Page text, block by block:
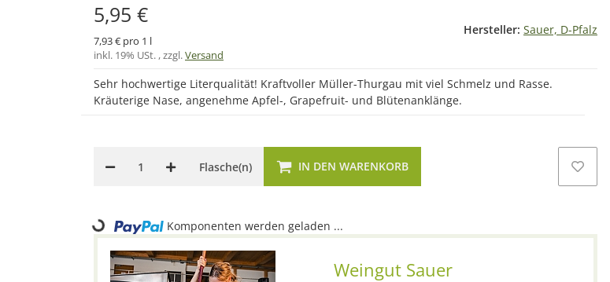
5,95 €
7,93 € pro 1 l
inkl. 19% USt. , zzgl.Versand
Hersteller: Sauer, D-Pfalz
Sehr hochwertige Literqualität! Kraftvoller Müller-Thurgau mit viel Schmelz und Rasse.
Kräuterige Nase, angenehme Apfel-, Grapefruit- und Blütenanklänge.
Flasche(n) IN DEN WARENKORB
Loading... Komponenten werden geladen ...
Weingut Sauer